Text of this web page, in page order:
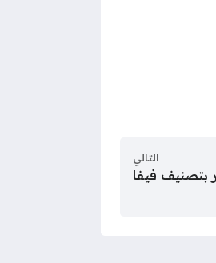
التالي
بتصنيف فيفا